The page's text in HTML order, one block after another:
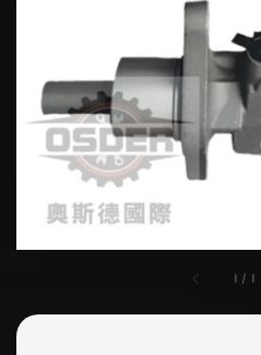
1 / 1